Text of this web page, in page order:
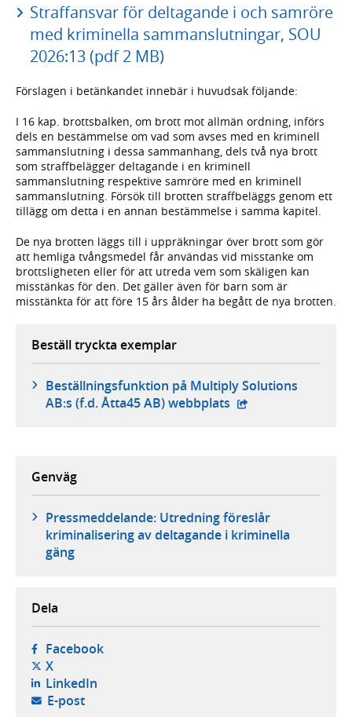
Straffansvar för deltagande i och samröre
med kriminella sammanslutningar, SOU
2026:13 (pdf 2 MB)
Förslagen i betänkandet innebär i huvudsak följande:
I 16 kap. brottsbalken, om brott mot allmän ordning, införs
dels en bestämmelse om vad som avses med en kriminell
sammanslutning i dessa sammanhang, dels två nya brott
som straffbelägger deltagande i en kriminell
sammanslutning respektive samröre med en kriminell
sammanslutning. Försök till brotten straffbeläggs genom ett
tillägg om detta i en annan bestämmelse i samma kapitel.
De nya brotten läggs till i uppräkningar över brott som gör
att hemliga tvångsmedel får användas vid misstanke om
brottsligheten eller för att utreda vem som skäligen kan
misstänkas för den. Det gäller även för barn som är
misstänkta för att före 15 års ålder ha begått de nya brotten.
Beställ tryckta exemplar
Beställningsfunktion på Multiply Solutions
AB:s (f.d. Åtta45 AB) webbplats - extern webbplats,
Genväg
Pressmeddelande: Utredning föreslår
kriminalisering av deltagande i kriminella
gäng
Dela
Facebook- öppnas i ny flik, extern webbplats,
X- öppnas i ny flik, extern webbplats,
LinkedIn- öppnas i ny flik, extern webbplats,
E-post- öppnar din e-postklient,